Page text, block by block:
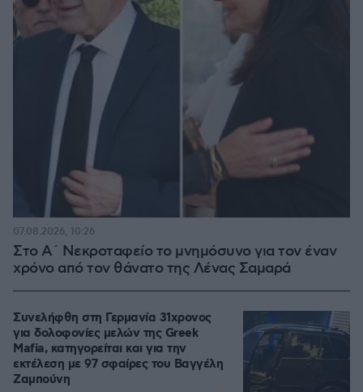
Στο Α΄ Νεκροταφείο το μνημόσυνο για τον έναν
χρόνο από τον θάνατο της Λένας Σαμαρά
07.08.2026, 10:26
Συνελήφθη στη Γερμανία 31χρονος
για δολοφονίες μελών της Greek
Mafia, κατηγορείται και για την
εκτέλεση με 97 σφαίρες του Βαγγέλη
Ζαμπούνη